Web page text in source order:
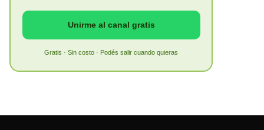
Unirme al canal gratis
Gratis · Sin costo · Podés salir cuando quieras